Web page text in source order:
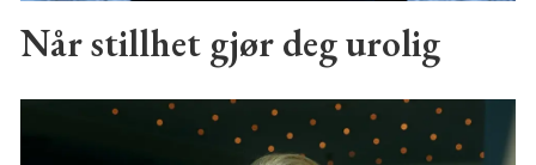
Når stillhet gjør deg urolig